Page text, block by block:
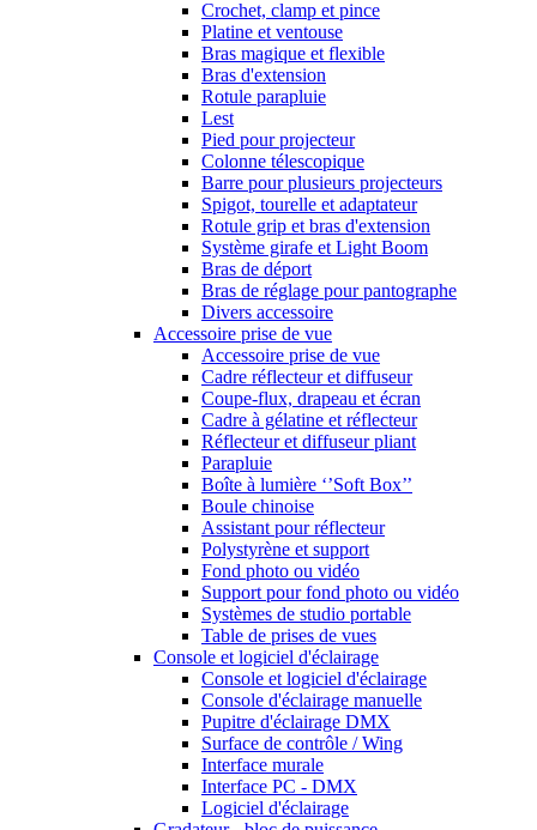
Crochet, clamp et pince
Platine et ventouse
Bras magique et flexible
Bras d'extension
Rotule parapluie
Lest
Pied pour projecteur
Colonne télescopique
Barre pour plusieurs projecteurs
Spigot, tourelle et adaptateur
Rotule grip et bras d'extension
Système girafe et Light Boom
Bras de déport
Bras de réglage pour pantographe
Divers accessoire
Accessoire prise de vue
Accessoire prise de vue
Cadre réflecteur et diffuseur
Coupe-flux, drapeau et écran
Cadre à gélatine et réflecteur
Réflecteur et diffuseur pliant
Parapluie
Boîte à lumière ‘’Soft Box’’
Boule chinoise
Assistant pour réflecteur
Polystyrène et support
Fond photo ou vidéo
Support pour fond photo ou vidéo
Systèmes de studio portable
Table de prises de vues
Console et logiciel d'éclairage
Console et logiciel d'éclairage
Console d'éclairage manuelle
Pupitre d'éclairage DMX
Surface de contrôle / Wing
Interface murale
Interface PC - DMX
Logiciel d'éclairage